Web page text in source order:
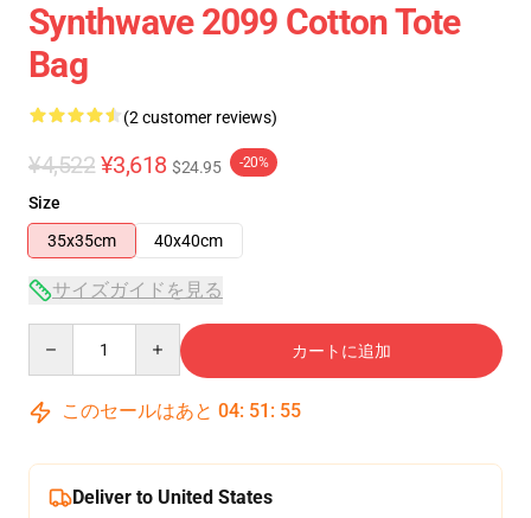
Synthwave 2099 Cotton Tote
Bag
(2 customer reviews)
¥4,522 ¥3,618 $24.95 -20%
Size
35x35cm
40x40cm
サイズガイドを見る
カートに追加
このセールはあと 04: 51 : 54
Deliver to United States